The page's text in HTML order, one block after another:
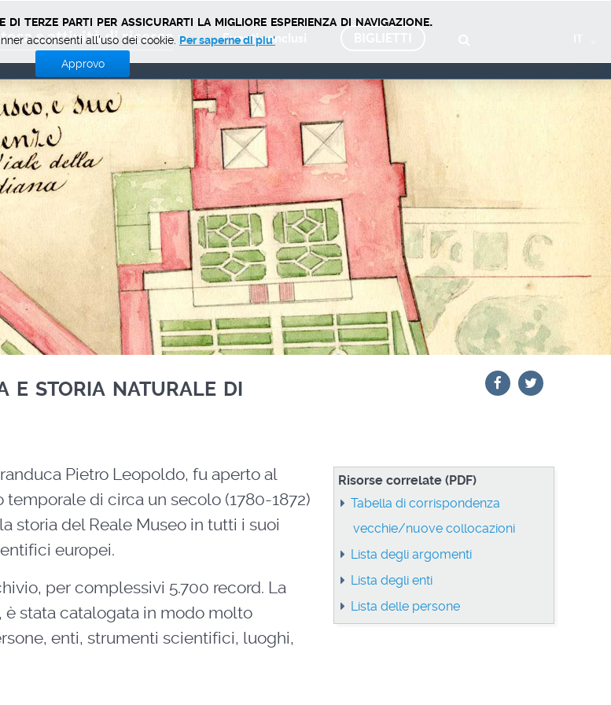
e attività di ricerca Eventi conclusi
e storia naturale di
Pietro Leopoldo, fu aperto al
di circa un secolo (1780-1872)
storia del Reale Museo in tutti i suoi
europei.
per complessivi 5.700 record. La
stata catalogata in modo molto
enti, strumenti scientifici, luoghi,
Risorse correlate (PDF)
Tabella di corrispondenza
vecchie/nuove collocazioni
Lista degli argomenti
Lista degli enti
Lista delle persone
terze parti per assicurarti la migliore esperienza di navigazione.
acconsenti all'uso dei cookie. Per saperne di piu'
Approvo